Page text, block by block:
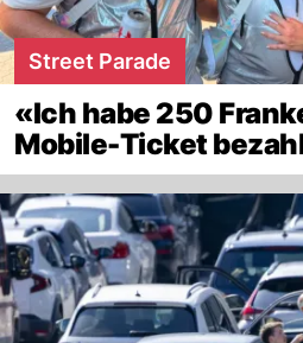
Street Parade
«Ich habe 250
Mobile-Ticket